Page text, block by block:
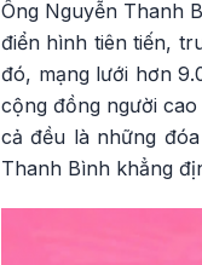
Ông Nguyễn Thanh
điển hình tiên tiến,
đó, mạng lưới hơn
cộng đồng người
cả đều là những
Thanh Bình khẳng